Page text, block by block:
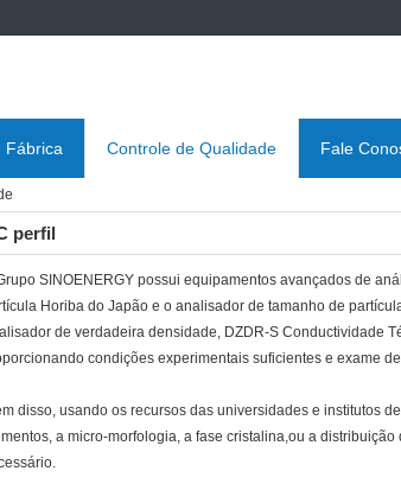
Fábrica Controle de Qualidade Fale
perfil
SINOENERGY possui equipamentos avançados de
Horiba do Japão e o analisador de tamanho de
de verdadeira densidade, DZDR-S Conductividade
condições experimentais suficientes e exame
disso, usando os recursos das universidades e institutos
a micro-morfologia, a fase cristalina,ou a